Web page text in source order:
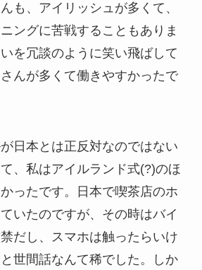
も、アイリッシュが多くて、
ングに苦戦することもありま
を冗談のように笑い飛ばして
んが多くて働きやすかったで
日本とは正反対なのではない
、私はアイルランド式(?)のほ
ったです。日本で喫茶店のホ
いたのですが、その時はバイ
だし、スマホは触ったらいけ
世間話なんて稀でした。しか